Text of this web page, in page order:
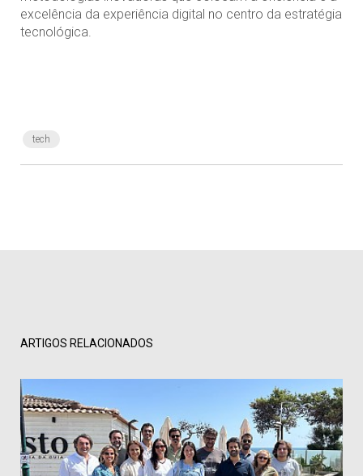
excelência da experiência digital no centro da estratégia
tecnológica.
tech
ARTIGOS RELACIONADOS